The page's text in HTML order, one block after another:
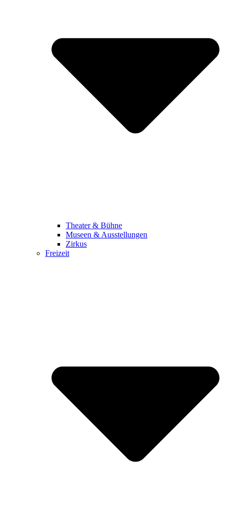
Theater & Bühne
Museen & Ausstellungen
Zirkus
Freizeit